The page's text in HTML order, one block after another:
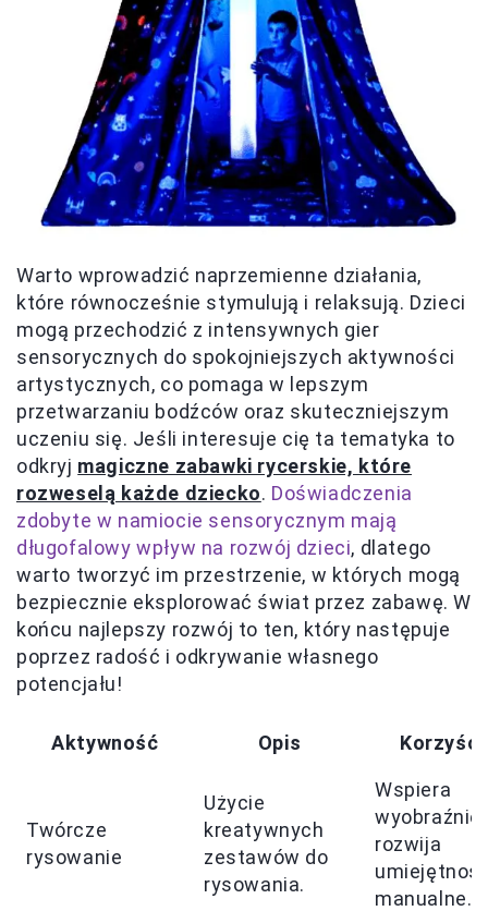
Warto wprowadzić naprzemienne działania,
które równocześnie stymulują i relaksują. Dzieci
mogą przechodzić z intensywnych gier
sensorycznych do spokojniejszych aktywności
artystycznych, co pomaga w lepszym
przetwarzaniu bodźców oraz skuteczniejszym
uczeniu się. Jeśli interesuje cię ta tematyka to
odkryj magiczne zabawki rycerskie, które
rozweselą każde dziecko. Doświadczenia
zdobyte w namiocie sensorycznym mają
długofalowy wpływ na rozwój dzieci, dlatego
warto tworzyć im przestrzenie, w których mogą
bezpiecznie eksplorować świat przez zabawę. W
końcu najlepszy rozwój to ten, który następuje
poprzez radość i odkrywanie własnego
potencjału!
Aktywność Opis Korzyści
Twórcze
rysowanie
Użycie
kreatywnych
zestawów do
rysowania.
Wspiera
wyobraźnię
rozwija
manualne.